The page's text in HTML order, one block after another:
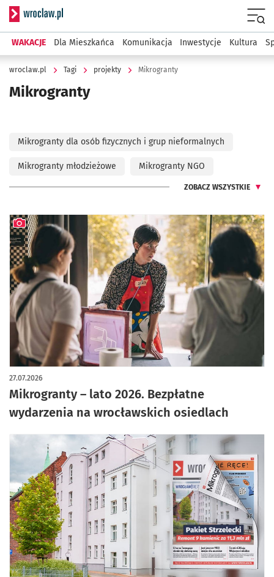
Serwis informacyjny wroclaw.pl
WAKACJE Dla Mieszkańca Komunikacja Inwestycje Kultura
wroclaw.pl Tagi projekty Mikrogranty
Mikrogranty
Mikrogranty dla osób fizycznych i grup nieformalnych
Mikrogranty młodzieżowe Mikrogranty NGO
ZOBACZ WSZYSTKIE
Mikrogranty – lato 2026. Bezpłatne
wydarzenia na wrocławskich osiedlach
27.07.2026
artykuł z galerią zdjęć